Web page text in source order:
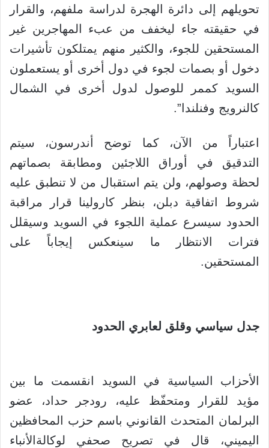
تحويلهم إلى دائرة الهجرة لدراسة ملفهم، والقرار
في حقيقته جاء ليخفف من عبء المهاجرين غير
المستحقين للجوء، والكثير منهم يمتلكون تأشيرات
دخول أو بصمات لجوء في دول أخرى أو يستعملون
السويد كممر للوصول لدول أخرى في الشمال
كالنرويج وفنلندا”.
اعتباراً من الآن، كما توضح أندرسون، سيتم
التدقيق في أوراق اللاجئين ومطابقة بصماتهم
لحظة وصولهم، ولن يتم استقبال من لا تنطبق عليه
شروط اتفاقية دبلن، بنظر كارولينا قرار مراقبة
الحدود سيسرع عملية اللجوء في السويد وسيقلل
فترات الانتظار ما سينعكس إيجاباً على
المستحقين.
جدل سياسي وقلق لعابري الحدود
الأحزاب السياسية في السويد انقسمت ما بين
مؤيد للقرار ومتحفّظ عليه، رودجر حداد، عضو
البرلمان المتحدث القانوني باسم حزب المحافظين
اليميني، قال في تصريح صحفي لوكالةالأنباء